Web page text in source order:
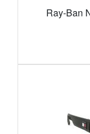
Ray-Ban